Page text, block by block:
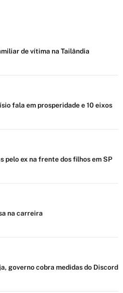
de vítima na Tailândia
fala em prosperidade e 10 eixos
pelo ex na frente dos filhos em SP
na carreira
governo cobra medidas do Discord